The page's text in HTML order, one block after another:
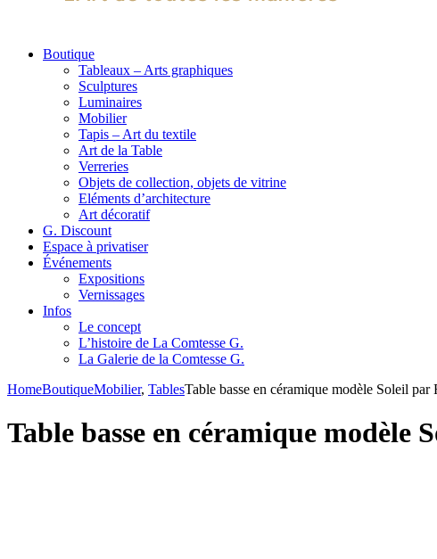
Boutique
Tableaux – Arts graphiques
Sculptures
Luminaires
Mobilier
Tapis – Art du textile
Art de la Table
Verreries
Objets de collection, objets de vitrine
Eléments d’architecture
Art décoratif
G. Discount
Espace à privatiser
Événements
Expositions
Vernissages
Infos
Le concept
L’histoire de La Comtesse G.
La Galerie de la Comtesse G.
HomeBoutiqueMobilier, TablesTable basse en céramique modèle Soleil
Table basse en céramique